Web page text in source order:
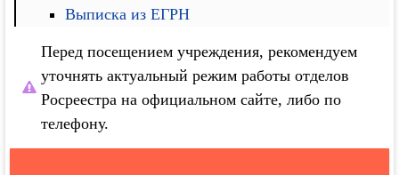
Выписка из ЕГРН
Перед посещением учреждения, рекомендуем
уточнять актуальный режим работы отделов
Росреестра на официальном сайте, либо по
телефону.